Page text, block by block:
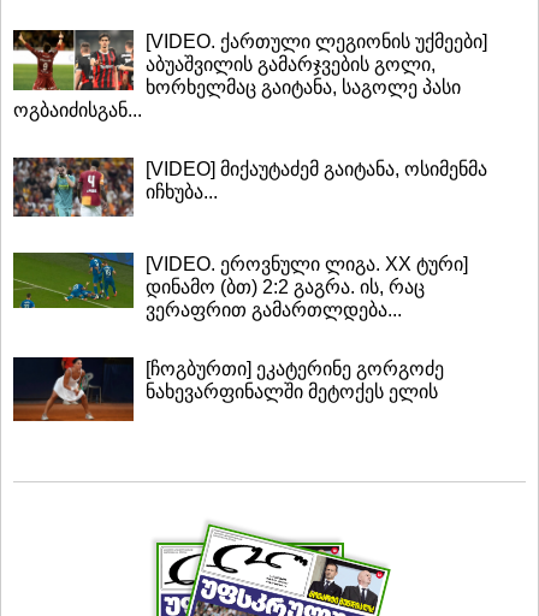
[VIDEO. ქართული ლეგიონის უქმეები]
აბუაშვილის გამარჯვების გოლი,
ხორხელმაც გაიტანა, საგოლე პასი
ოგბაიძისგან...
[VIDEO] მიქაუტაძემ გაიტანა, ოსიმენმა
იჩხუბა...
[VIDEO. ეროვნული ლიგა. XX ტური]
დინამო (ბთ) 2:2 გაგრა. ის, რაც
ვერაფრით გამართლდება...
[ჩოგბურთი] ეკატერინე გორგოძე
ნახევარფინალში მეტოქეს ელის